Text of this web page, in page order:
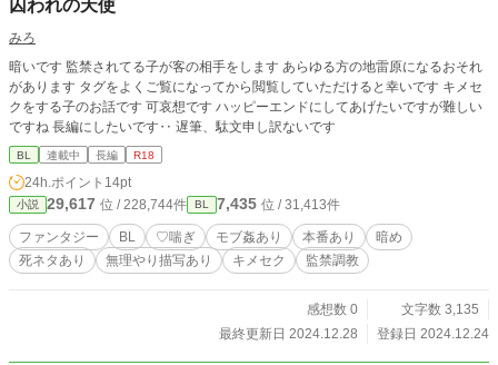
囚われの天使
みろ
暗いです 監禁されてる子が客の相手をします あらゆる方の地雷原になるおそれ
があります タグをよくご覧になってから閲覧していただけると幸いです キメセ
クをする子のお話です 可哀想です ハッピーエンドにしてあげたいですが難しい
ですね 長編にしたいです‥ 遅筆、駄文申し訳ないです
BL 連載中 長編 R18
24h.ポイント 14pt
小説 29,617 位 / 228,744件 BL 7,435 位 / 31,413件
ファンタジー BL ♡喘ぎ モブ姦あり 本番あり
暗め
死ネタあり
無理やり描写あり キメセク 監禁調教
感想数 0
文字数 3,135
最終更新日 2024.12.28
登録日 2024.12.24